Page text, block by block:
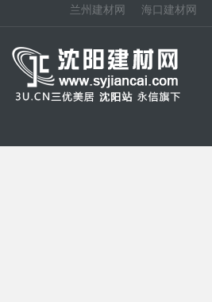
兰州建材网
海口建材网